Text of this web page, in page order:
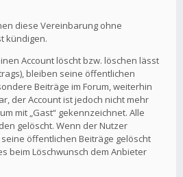
diese Vereinbarung ohne
kündigen.
Account löscht bzw. löschen lässt
bleiben seine öffentlichen
Beiträge im Forum, weiterhin
der Account ist jedoch nicht mehr
mit „Gast“ gekennzeichnet. Alle
gelöscht. Wenn der Nutzer
öffentlichen Beiträge gelöscht
beim Löschwunsch dem Anbieter